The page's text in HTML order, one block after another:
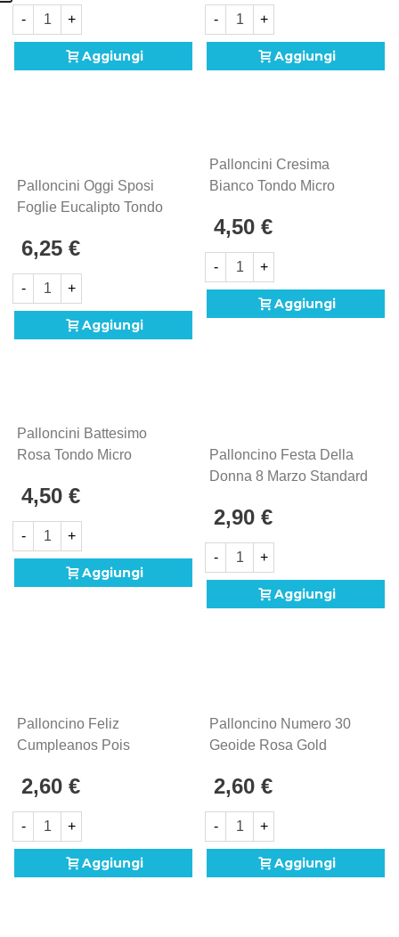
- +
Aggiungi
- +
Aggiungi
Palloncini Oggi Sposi
Foglie Eucalipto Tondo
Mylar, 5pz.
6,25 €
- +
Aggiungi
Palloncini Cresima
Bianco Tondo Micro
Mylar, 5pz.
4,50 €
- +
Aggiungi
Palloncini Battesimo
Rosa Tondo Micro
Mylar, 5pz.
4,50 €
- +
Aggiungi
Palloncino Festa Della
Donna 8 Marzo Standard
Mylar, 1pz.
2,90 €
- +
Aggiungi
Palloncino Feliz
Cumpleanos Pois
(45cm) In Mylar, 1pz.
2,60 €
- +
Aggiungi
Palloncino Numero 30
Geoide Rosa Gold
(45cm) In Mylar, 1pz.
2,60 €
- +
Aggiungi